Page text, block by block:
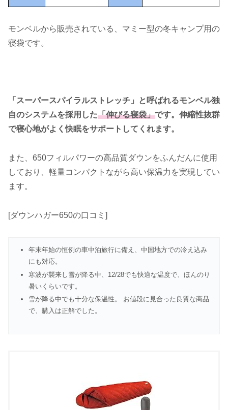
モンベルから販売されている、マミー型の冬キャンプ用の
寝袋です。
「スーパースパイラルストレッチ」と呼ばれるモンベル独
自のシステムを採用した「伸びる寝袋」です。伸縮性抜群
で寝心地がよく快眠をサポートしてくれます。
また、650フィルパワーの高品質ダウンをふんだんに使用
しており、軽量コンパクトながら高い保温力を実現してい
ます。
[ダウンハガー650の口コミ]
年末年始の恒例の車中泊旅行に備え、中国地方での冷え込み
にも対応。
寒波が襲来し雪が降る中、12/28でも快適な温度で、ほんのり
暑いくらいです。
雪が降る中でも十分な保温性。 お値段に見合った良質な商品
で、購入は正解でした。